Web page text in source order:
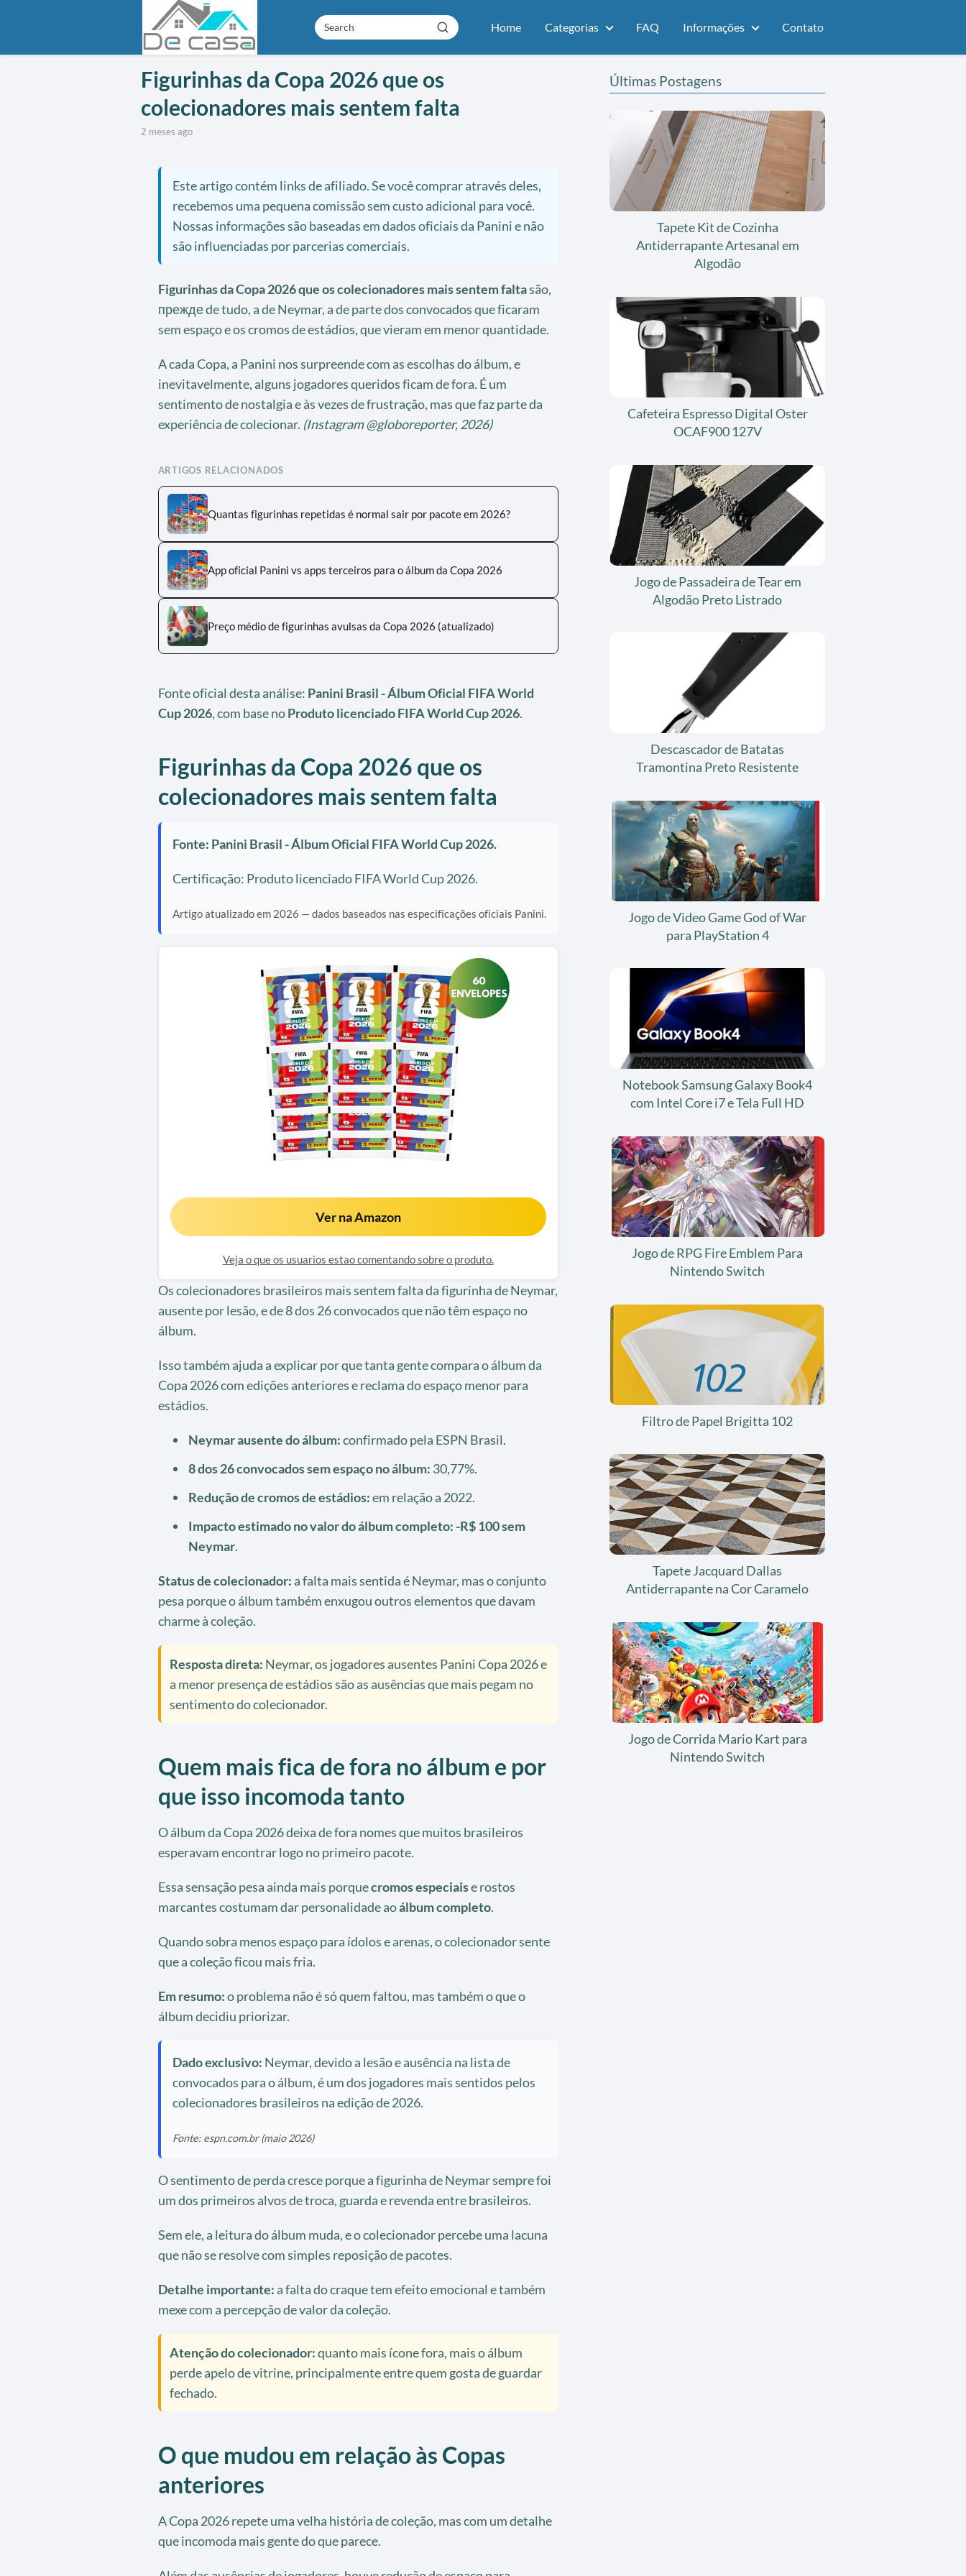
Home Categorias FAQ Informações Contato
Figurinhas da Copa 2026 que os
colecionadores mais sentem falta
2 meses ago
Este artigo contém links de afiliado. Se você comprar através deles,
recebemos uma pequena comissão sem custo adicional para você.
Nossas informações são baseadas em dados oficiais da Panini e não
são influenciadas por parcerias comerciais.
Figurinhas da Copa 2026 que os colecionadores mais sentem faltasão,
прежде de tudo, a de Neymar, a de parte dos convocados que ficaram
sem espaço e os cromos de estádios, que vieram em menor quantidade.
A cada Copa, a Panini nos surpreende com as escolhas do álbum, e
inevitavelmente, alguns jogadores queridos ficam de fora. É um
sentimento de nostalgia e às vezes de frustração, mas que faz parte da
experiência de colecionar. (Instagram @globoreporter, 2026)
ARTIGOS RELACIONADOS
Quantas figurinhas repetidas é normal sair por pacote em 2026?
App oficial Panini vs apps terceiros para o álbum da Copa 2026
Preço médio de figurinhas avulsas da Copa 2026 (atualizado)
Fonte oficial desta análise: Panini Brasil - Álbum Oficial FIFA World
Cup 2026, com base noProduto licenciado FIFA World Cup 2026.
Figurinhas da Copa 2026 que os
colecionadores mais sentem falta
Fonte: Panini Brasil - Álbum Oficial FIFA World Cup 2026.
Certificação: Produto licenciado FIFA World Cup 2026.
Artigo atualizado em 2026 — dados baseados nas especificações oficiais Panini.
Ver na Amazon
Veja o que os usuarios estao comentando sobre o produto.
Os colecionadores brasileiros mais sentem falta da figurinha de Neymar,
ausente por lesão, e de 8 dos 26 convocados que não têm espaço no
álbum.
Isso também ajuda a explicar por que tanta gente compara o álbum da
Copa 2026 com edições anteriores e reclama do espaço menor para
estádios.
Neymar ausente do álbum:confirmado pela ESPN Brasil.
8 dos 26 convocados sem espaço no álbum: 30,77%.
Redução de cromos de estádios:em relação a 2022.
Impacto estimado no valor do álbum completo: -R$ 100 sem
Neymar.
Status de colecionador: a falta mais sentida é Neymar, mas o conjunto
pesa porque o álbum também enxugou outros elementos que davam
charme à coleção.
Resposta direta: Neymar, os jogadores ausentes Panini Copa 2026 e
a menor presença de estádios são as ausências que mais pegam no
sentimento do colecionador.
Quem mais fica de fora no álbum e por
que isso incomoda tanto
O álbum da Copa 2026 deixa de fora nomes que muitos brasileiros
esperavam encontrar logo no primeiro pacote.
Essa sensação pesa ainda mais porquecromos especiaise rostos
marcantes costumam dar personalidade aoálbum completo.
Quando sobra menos espaço para ídolos e arenas, o colecionador sente
que a coleção ficou mais fria.
Em resumo:o problema não é só quem faltou, mas também o que o
álbum decidiu priorizar.
Dado exclusivo: Neymar, devido a lesão e ausência na lista de
convocados para o álbum, é um dos jogadores mais sentidos pelos
colecionadores brasileiros na edição de 2026.
Fonte: espn.com.br (maio 2026)
O sentimento de perda cresce porque a figurinha de Neymar sempre foi
um dos primeiros alvos de troca, guarda e revenda entre brasileiros.
Sem ele, a leitura do álbum muda, e o colecionador percebe uma lacuna
que não se resolve com simples reposição de pacotes.
Detalhe importante: a falta do craque tem efeito emocional e também
mexe com a percepção de valor da coleção.
Atenção do colecionador:quanto mais ícone fora, mais o álbum
perde apelo de vitrine, principalmente entre quem gosta de guardar
fechado.
O que mudou em relação às Copas
anteriores
A Copa 2026 repete uma velha história de coleção, mas com um detalhe
que incomoda mais gente do que parece.
Últimas Postagens
Tapete Kit de Cozinha
Antiderrapante Artesanal em
Algodão
Cafeteira Espresso Digital Oster
OCAF900 127V
Jogo de Passadeira de Tear em
Algodão Preto Listrado
Descascador de Batatas
Tramontina Preto Resistente
Jogo de Video Game God of War
para PlayStation 4
Notebook Samsung Galaxy Book4
com Intel Core i7 e Tela Full HD
Jogo de RPG Fire Emblem Para
Nintendo Switch
Filtro de Papel Brigitta 102
Tapete Jacquard Dallas
Antiderrapante na Cor Caramelo
Jogo de Corrida Mario Kart para
Nintendo Switch